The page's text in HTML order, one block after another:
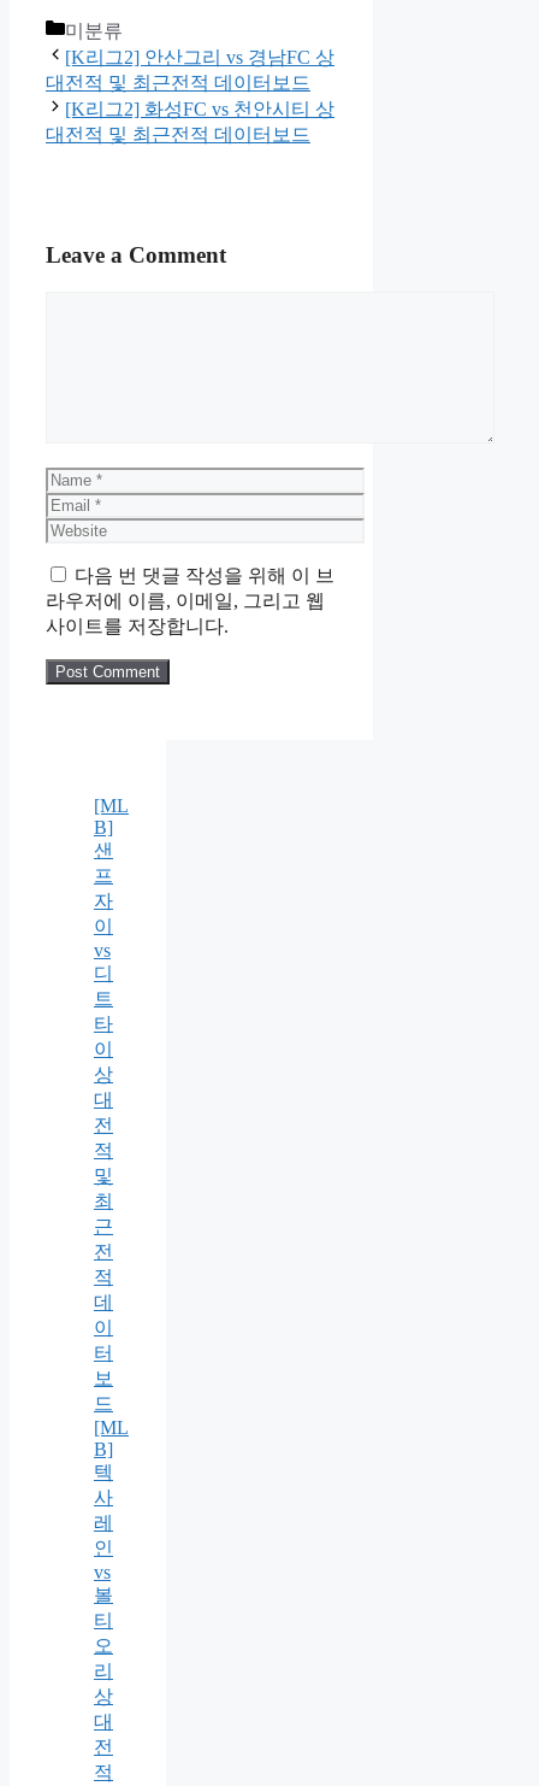
Categories
미분류
[K리그2] 안산그리 vs 경남FC 상
대전적 및 최근전적 데이터보드
[K리그2] 화성FC vs 천안시티 상
대전적 및 최근전적 데이터보드
Leave a Comment
Name
Email
Website
다음 번 댓글 작성을 위해 이 브
라우저에 이름, 이메일, 그리고 웹
사이트를 저장합니다.
[ML
B]
샌
프
자
이
vs
디
트
타
이
상
대
전
적
및
최
근
전
적
데
이
터
보
드
[ML
B]
텍
사
레
인
vs
볼
티
오
리
상
대
전
적